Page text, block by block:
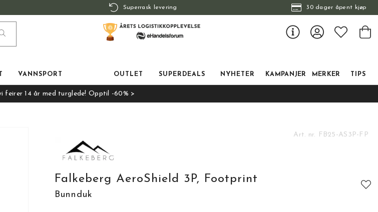
Superrask levering 30 dager åpent kjøp
VANNSPORT OUTLET SUPERDEALS NYHETER KAMPANJER MERKER TIPS
feirer 14 år med turglede! Opptil -60% >
Art. nr. FB25-AS3P-FP
Falkeberg AeroShield 3P, Footprint
Bunnduk